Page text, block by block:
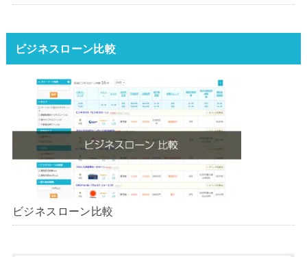
ータ】【2026年版】
ビジネスローン比較
ビジネスローン比較